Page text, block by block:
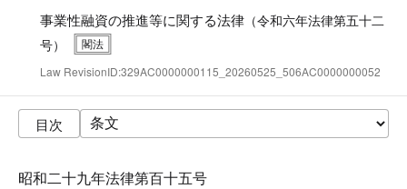
事業性融資の推進等に関する法律 （令和六年法律第五十二
号）
Law RevisionID:329AC0000000115_20260525_506AC0000000052
目次
昭和二十九年法律第百十五号